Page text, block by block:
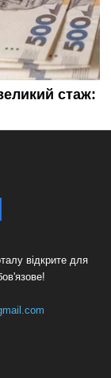
відкрите для